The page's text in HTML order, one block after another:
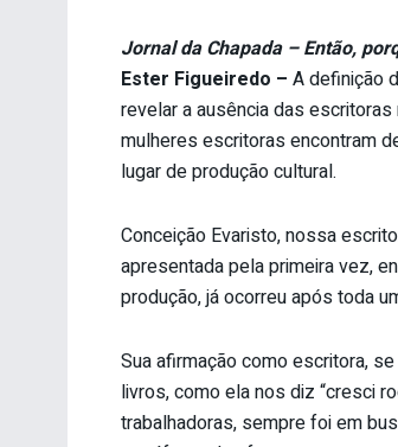
Jornal da Chapada – Então,
Ester Figueiredo – A definição
revelar a ausência das
mulheres escritoras encontram
lugar de produção cultural.
Conceição Evaristo, nossa
apresentada pela primeira vez,
produção, já ocorreu após toda
Sua afirmação como escritora,
livros, como ela nos diz “cresci
trabalhadoras, sempre foi em